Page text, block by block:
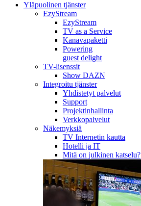
Yläpuolinen tjänster
EzyStream
EzyStream
TV as a Service
Kanavapaketti
Powering
guest delight
TV-lisenssit
Show DAZN
Integroitu tjänster
Yhdistetyt palvelut
Support
Projektinhallinta
Verkkopalvelut
Näkemyksiä
TV Internetin kautta
Hotelli ja IT
Mitä on julkinen katselu?